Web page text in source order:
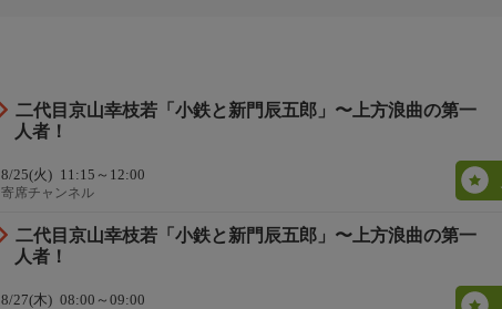
二代目京山幸枝若「小鉄と新門辰五郎」〜上方浪曲の第一
人者！
8/25(火) 11:15～12:00
寄席チャンネル
二代目京山幸枝若「小鉄と新門辰五郎」〜上方浪曲の第一
人者！
8/27(木) 08:00～09:00